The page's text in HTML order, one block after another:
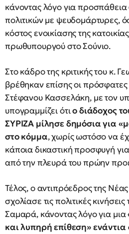
κάνοντας λόγο για
πολιτικών με ψευδομάρτυρες,
κόστος ενοικίασης της
πρωθυπουργού στο Σούνιο.
Στο κάδρο της κριτικής του κ.
βρέθηκαν επίσης οι
Στέφανου Κασσελάκη, με τον
υπογραμμίζει ότιο διάδοχος
ΣΥΡΙΖΑ μίλησε δημόσια για
στο κόμμα, χωρίς ωστόσο να
κάποια δικαστική προσφυγή
από την πλευρά του πρώην
Τέλος, ο αντιπρόεδρος της
σχολίασε τις πολιτικές
Σαμαρά, κάνοντας λόγο για μια
και λυπηρή επίθεση»